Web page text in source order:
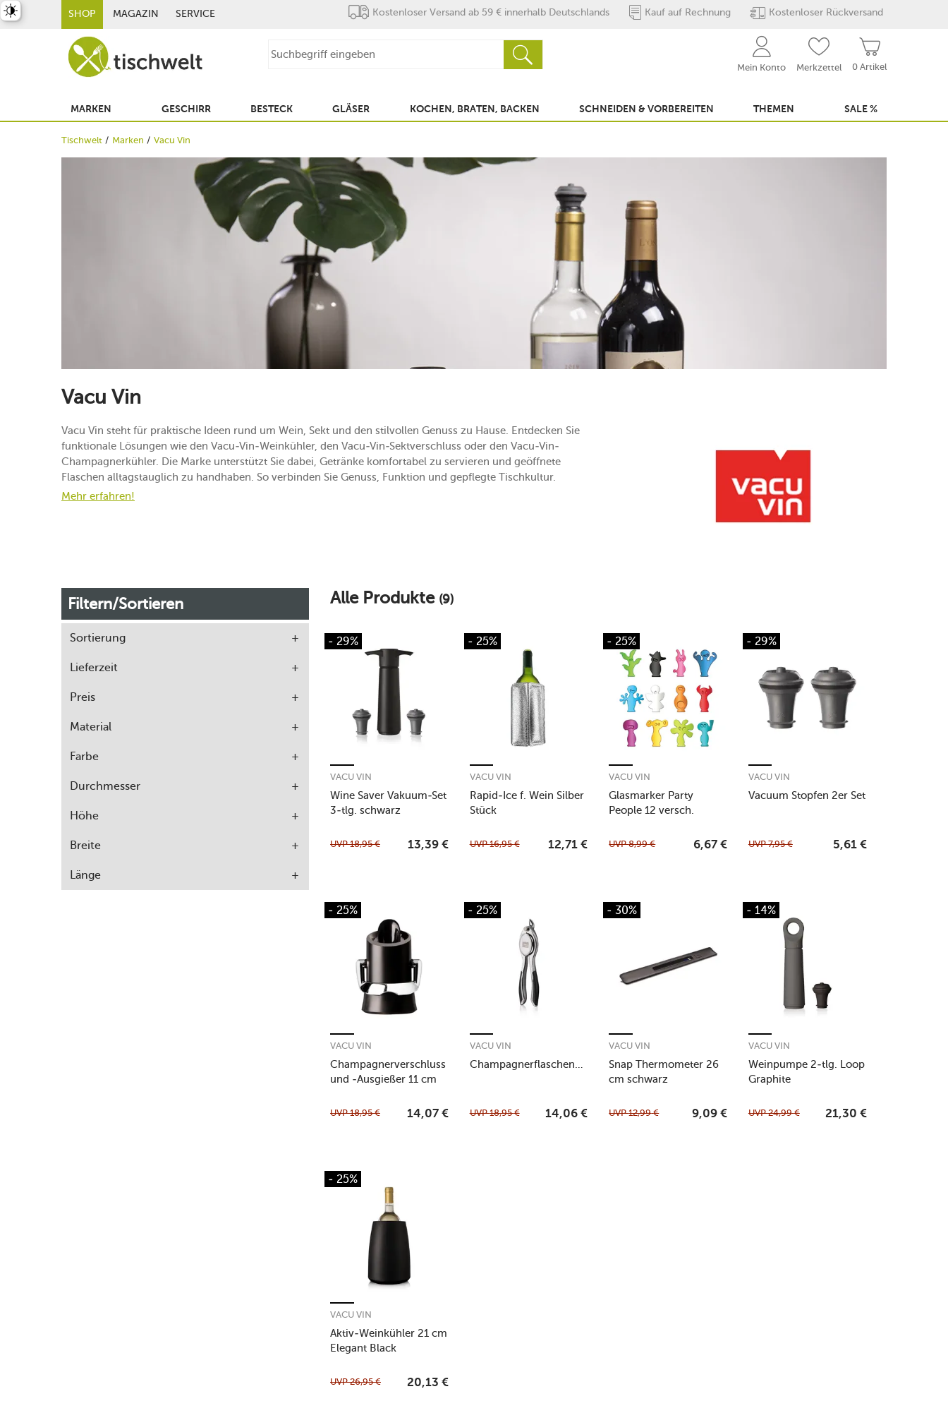
SHOP MAGAZIN SERVICE Kostenloser Versand ab 59 € innerhalb Deutschlands Kauf auf Rechnung Kostenloser Rückversand
0 Artikel
Mein Konto Merkzettel
MARKEN GESCHIRR BESTECK GLÄSER KOCHEN, BRATEN, BACKEN SCHNEIDEN & VORBEREITEN THEMEN SALE %
Tischwelt Marken Vacu Vin
Vacu Vin
Vacu Vin steht für praktische Ideen rund um Wein, Sekt und den stilvollen Genuss zu Hause. Entdecken Sie
funktionale Lösungen wie den Vacu-Vin-Weinkühler, den Vacu-Vin-Sektverschluss oder den Vacu-Vin-
Champagnerkühler. Die Marke unterstützt Sie dabei, Getränke komfortabel zu servieren und geöffnete
Flaschen alltagstauglich zu handhaben. So verbinden Sie Genuss, Funktion und gepflegte Tischkultur.
Mehr erfahren!
Filtern/Sortieren
Sortierung
Lieferzeit
Preis
Material
Farbe
Durchmesser
Höhe
Breite
Länge
Alle Produkte (9)
- 29%
Wine Saver Vakuum-Set
3-tlg. schwarz
VACU VIN
UVP18,95 € 13,39 €
- 25%
Rapid-Ice f. Wein Silber
Stück
VACU VIN
UVP16,95 € 12,71 €
- 25%
Glasmarker Party
People 12 versch.
VACU VIN
UVP8,99 € 6,67 €
- 29%
Vacuum Stopfen 2er Set
VACU VIN
UVP7,95 € 5,61 €
- 25%
Champagnerverschluss
und -Ausgießer 11 cm
VACU VIN
UVP18,95 € 14,07 €
- 25%
Champagnerflaschenzange
VACU VIN
UVP18,95 € 14,06 €
- 30%
Snap Thermometer 26
cm schwarz
VACU VIN
UVP12,99 € 9,09 €
- 14%
Weinpumpe 2-tlg. Loop
Graphite
VACU VIN
UVP24,99 € 21,30 €
- 25%
Aktiv-Weinkühler 21 cm
Elegant Black
VACU VIN
UVP26,95 € 20,13 €
umschalten